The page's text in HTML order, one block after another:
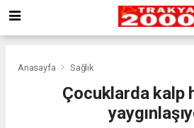
Anasayfa Sağlık
Çocuklarda kalp